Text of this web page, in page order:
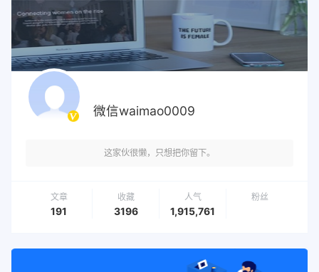
微信waimao0009
这家伙很懒，只想把你留下。
文章
191
收藏
3196
人气
1,915,761
粉丝